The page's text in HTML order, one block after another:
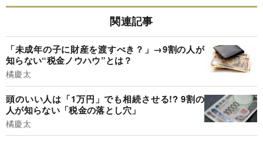
関連記事
「未成年の子に財産を渡すべき？」→9割の人が
知らない“税金ノウハウ”とは？
橘慶太
頭のいい人は「1万円」でも相続させる!? 9割の
人が知らない「税金の落とし穴」
橘慶太